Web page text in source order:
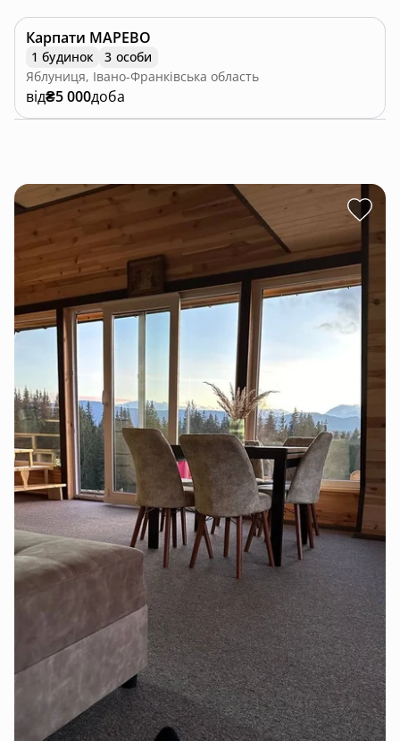
Карпати МАРЕВО
1 будинок
3 особи
Яблуниця, Івано-Франківська область
від₴5 000доба